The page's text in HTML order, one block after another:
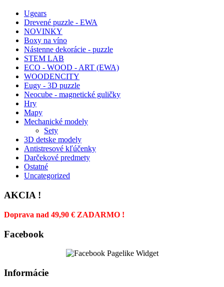
Ugears
Drevené puzzle - EWA
NOVINKY
Boxy na víno
Nástenne dekorácie - puzzle
STEM LAB
ECO - WOOD - ART (EWA)
WOODENCITY
Eugy - 3D puzzle
Neocube - magnetické guličky
Hry
Mapy
Mechanické modely
Sety
3D detske modely
Antistresové kľúčenky
Darčekové predmety
Ostatné
Uncategorized
AKCIA !
Doprava nad 49,90 € ZADARMO !
Facebook
Informácie